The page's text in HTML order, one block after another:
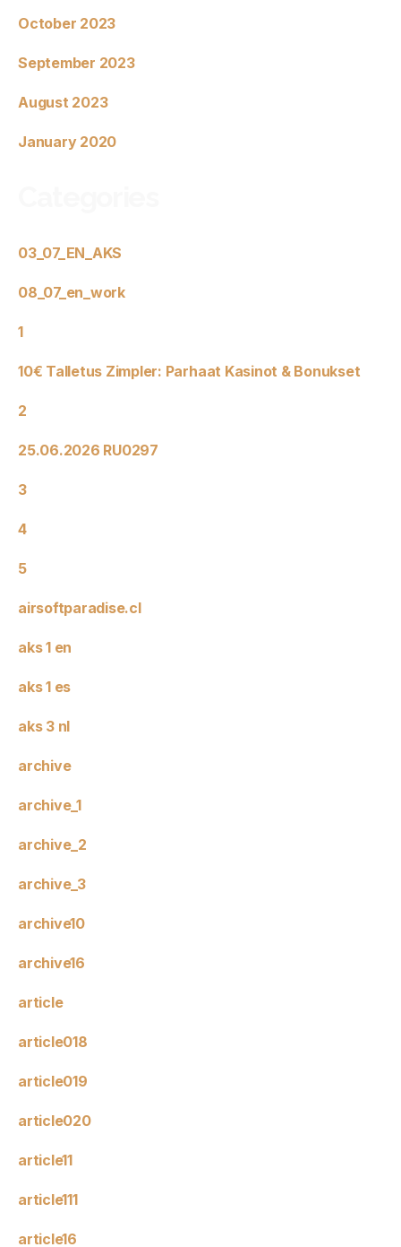
October 2023
September 2023
August 2023
January 2020
03_07_EN_AKS
08_07_en_work
1
10€ Talletus Zimpler: Parhaat Kasinot & Bonukset
2
25.06.2026 RU0297
3
4
5
airsoftparadise.cl
aks 1 en
aks 1 es
aks 3 nl
archive
archive_1
archive_2
archive_3
archive10
archive16
article
article018
article019
article020
article11
article111
article16